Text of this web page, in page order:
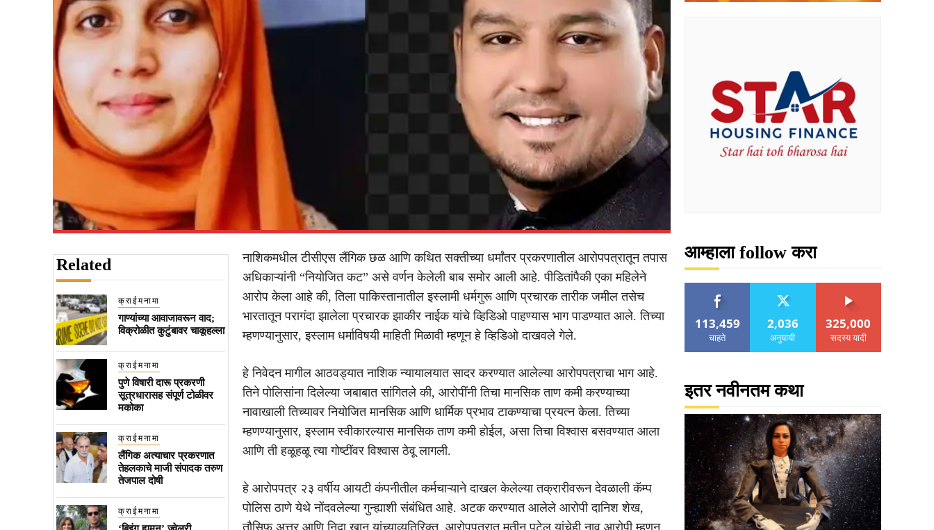
Related
क्राईमनामा
गाण्यांच्या आवाजावरून वाद;
विक्रोळीत कुटुंबावर चाकूहल्ला
क्राईमनामा
पुणे विषारी दारू प्रकरणी
सूत्रधारासह संपूर्ण टोळीवर
मकोका
क्राईमनामा
लैंगिक अत्याचार प्रकरणात
तेहलकाचे माजी संपादक तरुण
तेजपाल दोषी
क्राईमनामा
नाशिकमधील टीसीएस लैंगिक छळ आणि कथित सक्तीच्या धर्मांतर प्रकरणातील आरोपपत्रातून तपास
अधिकाऱ्यांनी “नियोजित कट” असे वर्णन केलेली बाब समोर आली आहे. पीडितांपैकी एका महिलेने
आरोप केला आहे की, तिला पाकिस्तानातील इस्लामी धर्मगुरू आणि प्रचारक तारीक जमील तसेच
भारतातून परागंदा झालेला प्रचारक झाकीर नाईक यांचे व्हिडिओ पाहण्यास भाग पाडण्यात आले. तिच्या
म्हणण्यानुसार, इस्लाम धर्माविषयी माहिती मिळावी म्हणून हे व्हिडिओ दाखवले गेले.
हे निवेदन मागील आठवड्यात नाशिक न्यायालयात सादर करण्यात आलेल्या आरोपपत्राचा भाग आहे.
तिने पोलिसांना दिलेल्या जबाबात सांगितले की, आरोपींनी तिचा मानसिक ताण कमी करण्याच्या
नावाखाली तिच्यावर नियोजित मानसिक आणि धार्मिक प्रभाव टाकण्याचा प्रयत्न केला. तिच्या
म्हणण्यानुसार, इस्लाम स्वीकारल्यास मानसिक ताण कमी होईल, असा तिचा विश्वास बसवण्यात आला
आणि ती हळूहळू त्या गोष्टींवर विश्वास ठेवू लागली.
हे आरोपपत्र २३ वर्षीय आयटी कंपनीतील कर्मचाऱ्याने दाखल केलेल्या तक्रारीवरून देवळाली कॅम्प
पोलिस ठाणे येथे नोंदवलेल्या गुन्ह्याशी संबंधित आहे. अटक करण्यात आलेले आरोपी दानिश शेख,
तौसिफ अत्तर आणि निदा खान यांच्याव्यतिरिक्त, आरोपपत्रात मतीन पटेल यांचेही नाव आरोपी म्हणून
आम्हाला follow करा
113,459
चाहते
2,036
अनुयायी
325,000
सदस्य यादी
इतर नवीनतम कथा